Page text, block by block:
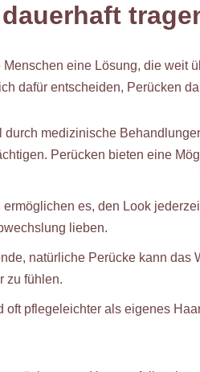
eine Lösung, die weit
dafür entscheiden, Perücken
durch medizinische
Perücken bieten eine
ermöglichen es, den Look
lieben.
natürliche Perücke kann das
zu fühlen.
oft pflegeleichter als eigenes